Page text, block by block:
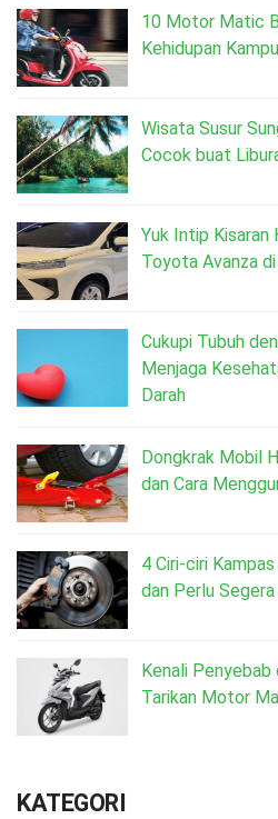
10 Motor Matic
Kehidupan
Wisata Susur
Cocok buat
Yuk Intip Kisaran
Toyota Avanza di
Cukupi Tubuh
Menjaga
Darah
Dongkrak Mobil
dan Cara
4 Ciri-ciri
dan Perlu
Kenali Penyebab
Tarikan Motor
KATEGORI